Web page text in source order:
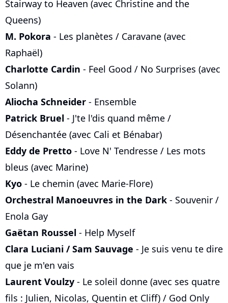
Stairway to Heaven (avec Christine and the
Queens)
M. Pokora - Les planètes / Caravane (avec
Raphaël)
Charlotte Cardin - Feel Good / No Surprises (avec
Solann)
Aliocha Schneider - Ensemble
Patrick Bruel - J'te l'dis quand même /
Désenchantée (avec Cali et Bénabar)
Eddy de Pretto - Love N' Tendresse / Les mots
bleus (avec Marine)
Kyo - Le chemin (avec Marie-Flore)
Orchestral Manoeuvres in the Dark - Souvenir /
Enola Gay
Gaëtan Roussel - Help Myself
Clara Luciani / Sam Sauvage - Je suis venu te dire
que je m'en vais
Laurent Voulzy - Le soleil donne (avec ses quatre
fils : Julien, Nicolas, Quentin et Cliff) / God Only